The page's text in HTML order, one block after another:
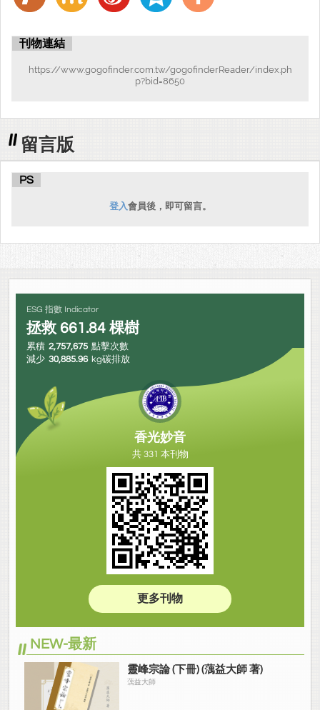
刊物連結
https://www.gogofinder.com.tw/gogofinderReader/index.ph
p?bid=8650
留言版
PS
登入會員後，即可留言。
ESG 指數 Indicator
拯救 661.84 棵樹
累積 2,757,675 點擊次數
減少 30,885.96 kg碳排放
香光妙音
共 331 本刊物
更多刊物
NEW-最新
靈峰宗論 (下冊) (蕅益大師 著)
蕅益大師